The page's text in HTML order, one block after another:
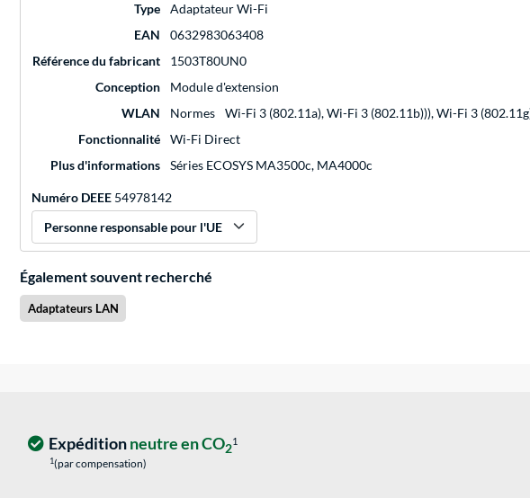
Type
Adaptateur Wi-Fi
EAN
0632983063408
Référence du fabricant
1503T80UN0
Conception
Module d'extension
WLAN
Normes
Wi-Fi 3 (802.11a), Wi-Fi 3 (802.11b))), Wi-Fi 3
Fonctionnalité
Wi-Fi Direct
Plus d'informations
Séries ECOSYS MA3500c, MA4000c
Numéro DEEE 54978142
Personne responsable pour l'UE
Également souvent recherché
Adaptateurs LAN
Expéditionneutre en CO21
1(par compensation)